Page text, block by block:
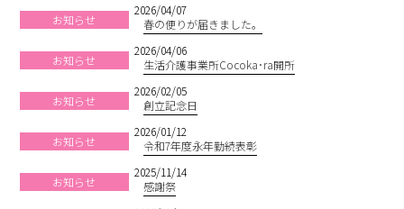
お知らせ
2026/04/07
春の便りが届きました。
お知らせ
2026/04/06
生活介護事業所Cocoka･ra開所
お知らせ
2026/02/05
創立記念日
お知らせ
2026/01/12
令和7年度永年勤続表彰
お知らせ
2025/11/14
感謝祭